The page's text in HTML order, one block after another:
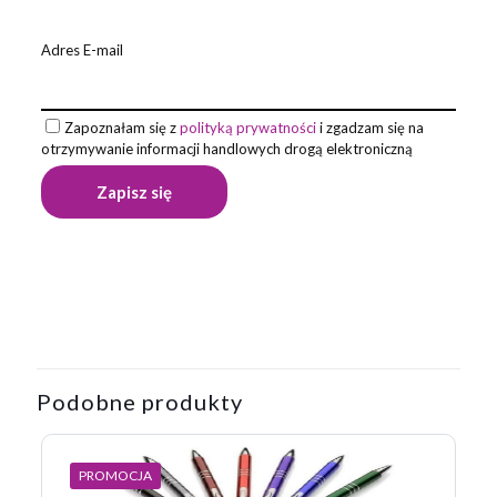
Adres E-mail
Zapoznałam się zpolityką prywatnościi zgadzam się na
otrzymywanie informacji handlowych drogą elektroniczną
KOSMOS”
Twój adres email nie zostanie opublikowany.
Wymagane pola
są oznaczone*
Podobne produkty
PROMOCJA